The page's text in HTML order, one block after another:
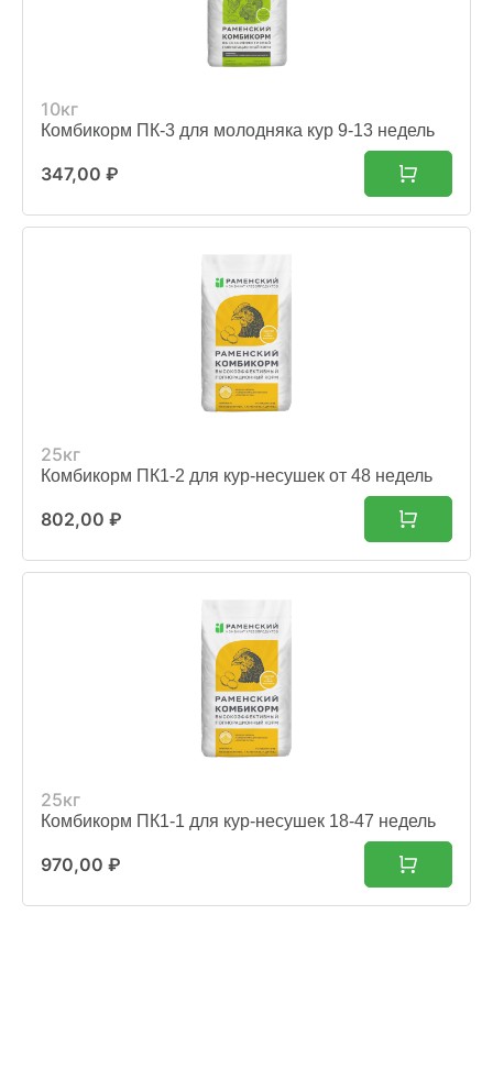
10кг
Комбикорм ПК-3 для молодняка кур 9-13 недель
347,00 ₽
25кг
Комбикорм ПК1-2 для кур-несушек от 48 недель
802,00 ₽
25кг
Комбикорм ПК1-1 для кур-несушек 18-47 недель
970,00 ₽